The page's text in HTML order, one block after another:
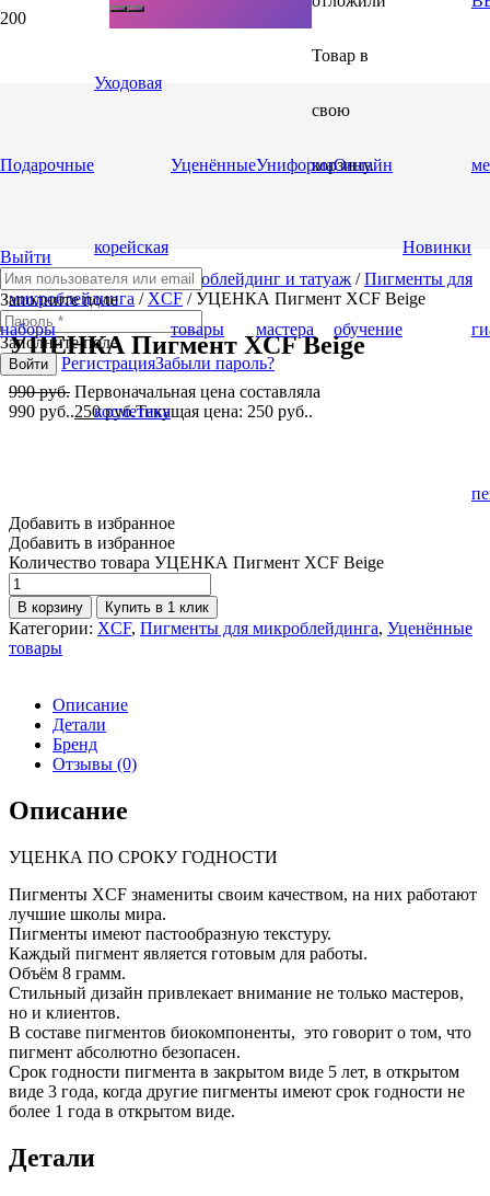
Товар в
свою
корзину.
Подарочные
наборы
Уходовая
корейская
косметика
Уценённые
товары
Униформа
мастера
Онлайн
обучение
Новинки
Выйти
Заполните поле
Заполните поле
Войти РегистрацияЗабыли пароль?
Главная/Магазин/ Микроблейдинг и татуаж /Пигменты для
микроблейдинга / XCF / УЦЕНКА Пигмент XCF Beige
УЦЕНКА Пигмент XCF Beige
990руб. Первоначальная цена составляла
990 руб..250руб.Текущая цена: 250 руб..
Добавить в избранное
Добавить в избранное
Количество товара УЦЕНКА Пигмент XCF Beige
В корзину Купить в 1 клик
Категории: XCF, Пигменты для микроблейдинга, Уценённые
товары
Описание
Детали
Бренд
Отзывы (0)
Описание
УЦЕНКА ПО СРОКУ ГОДНОСТИ
Пигменты XCF знамениты своим качеством, на них работают
лучшие школы мира.
Пигменты имеют пастообразную текстуру.
Каждый пигмент является готовым для работы.
Объём 8 грамм.
Стильный дизайн привлекает внимание не только мастеров,
но и клиентов.
В составе пигментов биокомпоненты, это говорит о том, что
пигмент абсолютно безопасен.
Срок годности пигмента в закрытом виде 5 лет, в открытом
виде 3 года, когда другие пигменты имеют срок годности не
более 1 года в открытом виде.
Детали